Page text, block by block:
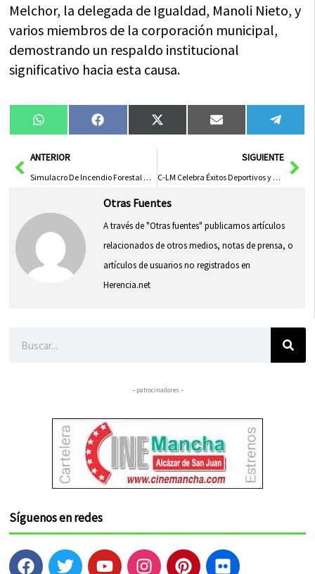
Melchor, la delegada de Igualdad, Manoli Nieto, y
varios miembros de la corporación municipal,
demostrando un respaldo institucional
significativo hacia esta causa.
Compartir
en
WhatsAppCompartir
en
FacebookCompartir
en
X
(Twitter)
Compartir
en
Email
en
AntANTERIOR
Simulacro De Incendio Forestal Mejorará Respuesta Y Coordinación En Emergencias
SIGUIENTE
C-LM Celebra Éxitos Deportivos y Destaca el Deporte como Espejo de Valores
Otras Fuentes
A través de "Otras fuentes" publicamos artículos
relacionados de otros medios, notas de prensa, o
artículos de usuarios no registrados en
Herencia.net
– patrocinadores –
Síguenos en redes
F T Y I P F